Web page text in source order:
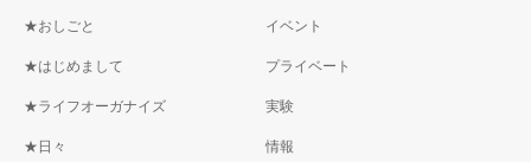
★おしごと
★はじめまして
★ライフオーガナイズ
★日々
イベント
プライベート
実験
情報